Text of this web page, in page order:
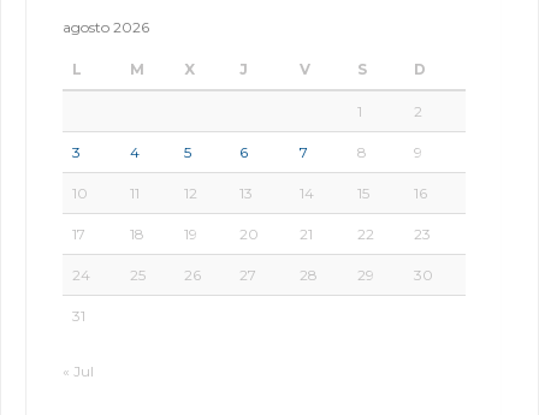
agosto 2026
L M X J V S D
1 2
3 4 5 6 7 8 9
10 11 12 13 14 15 16
17 18 19 20 21 22 23
24 25 26 27 28 29 30
31
« Jul